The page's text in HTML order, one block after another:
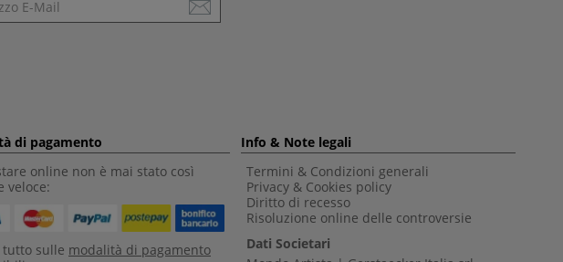
di pagamento
online non è mai stato così
veloce:
tutto sulle modalità di pagamento
Info & Note legali
Termini & Condizioni generali
Privacy & Cookies policy
Diritto di recesso
Risoluzione online delle controversie
Dati Societari